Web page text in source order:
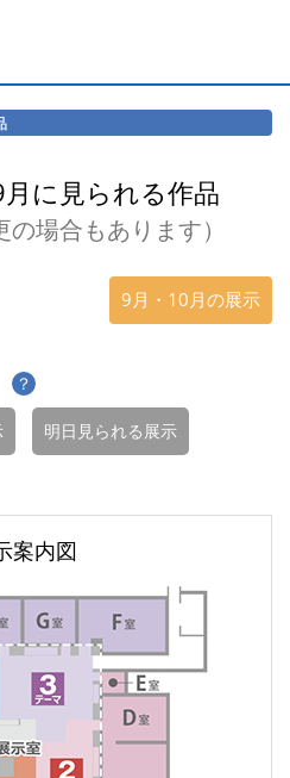
に見られる作品
の場合もあります）
9月・10月の展示
？
明日見られる展示
案内図